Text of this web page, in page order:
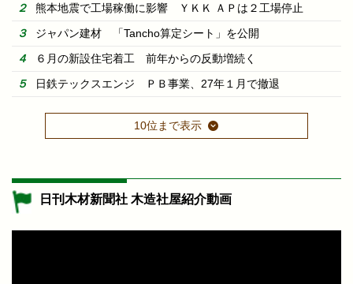
熊本地震で工場稼働に影響 ＹＫＫ ＡＰは２工場停止
ジャパン建材 「Tancho算定シート」を公開
６月の新設住宅着工 前年からの反動増続く
日鉄テックスエンジ ＰＢ事業、27年１月で撤退
10位まで表示
日刊木材新聞社 木造社屋紹介動画